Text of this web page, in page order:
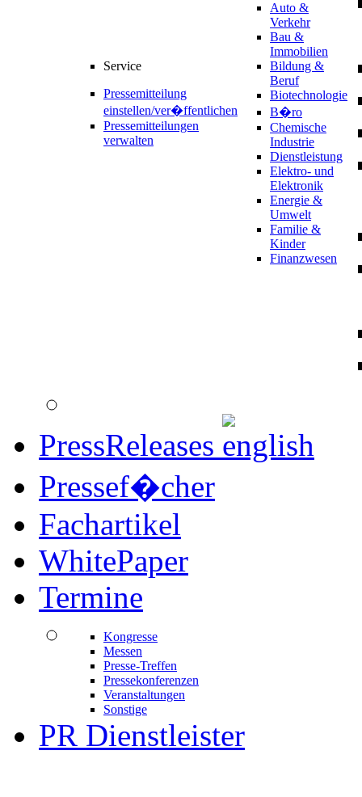
Service
Pressemitteilung
einstellen/ver�ffentlichen
Pressemitteilungen
verwalten
Auto &
Verkehr
Bau &
Immobilien
Bildung &
Beruf
Biotechnologie
B�ro
Chemische
Industrie
Dienstleistung
Elektro- und
Elektronik
Energie &
Umwelt
Familie &
Kinder
Finanzwesen
PressReleases
Pressef�cher
Fachartikel
WhitePaper
Termine
Kongresse
Messen
Presse-Treffen
Pressekonferenzen
Veranstaltungen
Sonstige
PR Dienstleister